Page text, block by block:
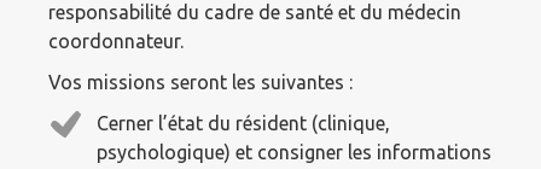
responsabilité du cadre de santé et du médecin
coordonnateur.
Vos missions seront les suivantes :
Cerner l’état du résident (clinique,
psychologique) et consigner les informations